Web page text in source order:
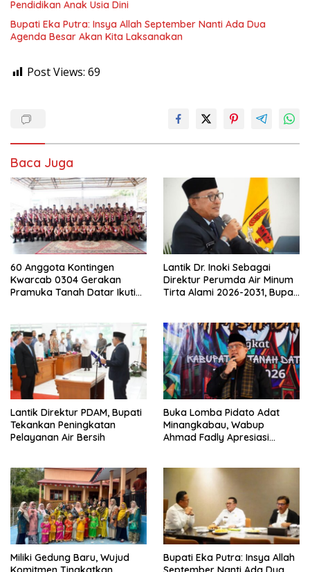
Pendidikan Anak Usia Dini
Bupati Eka Putra: Insya Allah September Nanti Ada Dua
Agenda Besar Akan Kita Laksanakan
Post Views: 69
Baca Juga
60 Anggota Kontingen
Kwarcab 0304 Gerakan
Pramuka Tanah Datar Ikuti
Lantik Dr. Inoki Sebagai
Direktur Perumda Air Minum
Tirta Alami 2026-2031, Bupati
Fakta Integritas Berdasarkan
Visi dan Misi
Lantik Direktur PDAM, Bupati
Tekankan Peningkatan
Pelayanan Air Bersih
Buka Lomba Pidato Adat
Minangkabau, Wabup
Ahmad Fadly Apresiasi
Miliki Gedung Baru, Wujud
Bupati Eka Putra: Insya Allah